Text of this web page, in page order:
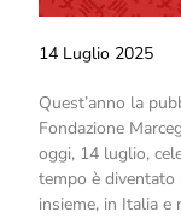
14 Luglio 2025
Quest’anno la
Fondazione
oggi, 14 luglio,
tempo è
insieme, in Italia e